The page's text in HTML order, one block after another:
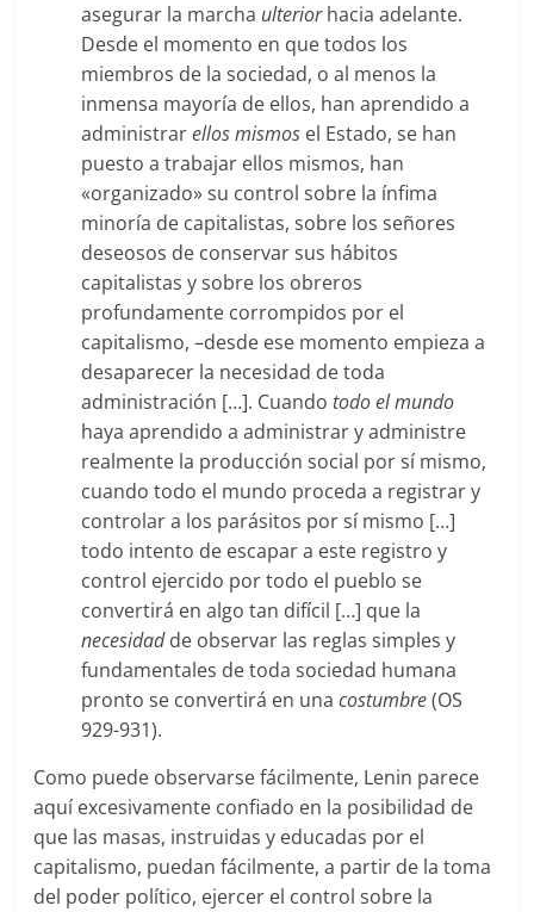
asegurar la marcha ulteriorhacia adelante.
Desde el momento en que todos los
miembros de la sociedad, o al menos la
inmensa mayoría de ellos, han aprendido a
administrarellos mismos el Estado, se han
puesto a trabajar ellos mismos, han
«organizado» su control sobre la ínfima
minoría de capitalistas, sobre los señores
deseosos de conservar sus hábitos
capitalistas y sobre los obreros
profundamente corrompidos por el
capitalismo, –desde ese momento empieza a
desaparecer la necesidad de toda
administración […]. Cuando todo el mundo
haya aprendido a administrar y administre
realmente la producción social por sí mismo,
cuando todo el mundo proceda a registrar y
controlar a los parásitos por sí mismo […]
todo intento de escapar a este registro y
control ejercido por todo el pueblo se
convertirá en algo tan difícil […] que la
necesidadde observar las reglas simples y
fundamentales de toda sociedad humana
pronto se convertirá en unacostumbre(OS
929-931).
Como puede observarse fácilmente, Lenin parece
aquí excesivamente confiado en la posibilidad de
que las masas, instruidas y educadas por el
capitalismo, puedan fácilmente, a partir de la toma
del poder político, ejercer el control sobre la